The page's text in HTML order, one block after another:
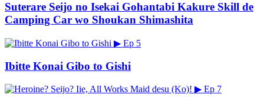
Suterare Seijo no Isekai Gohantabi Kakure Skill de
Camping Car wo Shoukan Shimashita
▶ Ep 5
Ibitte Konai Gibo to Gishi
▶ Ep 7